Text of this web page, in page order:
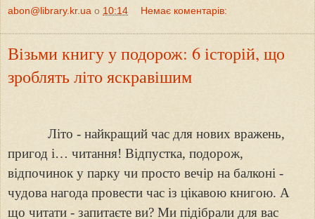
abon@library.kr.ua о 10:14 Немає коментарів:
Візьми книгу у подорож: 6 історій, що
зроблять літо яскравішим
Літо -найкращий час для нових вражень,
пригод і… читання! Відпустка, подорож,
відпочинок у парку чи просто вечір на балконі -
чудова нагода провести час із цікавою книгою. А
що читати - запитаєте ви? Ми підібрали для вас